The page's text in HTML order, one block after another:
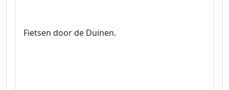
Fietsen door de Duinen.